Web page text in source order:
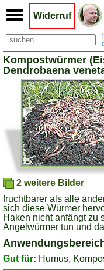
Widerruf
Kompostwürmer
Dendrobaena
2 weitere Bilder
fruchtbarer als alle
sich diese Würmer
Haken nicht anfängt zu
Angelwürmer tun und
Gut für: Humus,